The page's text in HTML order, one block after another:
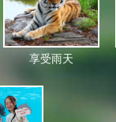
享受雨天